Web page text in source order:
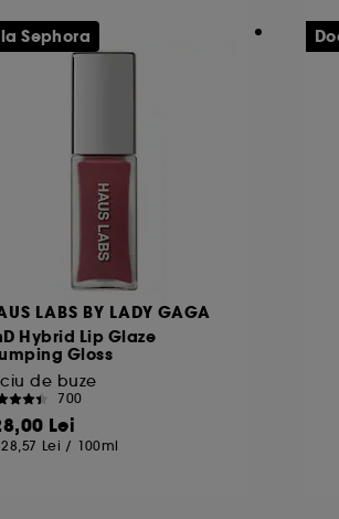
LABS BY LADY GAGA
Hybrid Lip Glaze
Gloss
de buze
700
Lei
Lei / 100ml
Sephora
Google. Pentru mai multe
privacy/
citirea celorlalte necesita acordul
de mai jos, sau poti apasa
multe informatii despre cookie-